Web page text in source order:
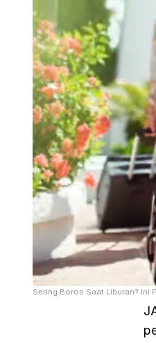
Sering Boros Saat Liburan? Ini